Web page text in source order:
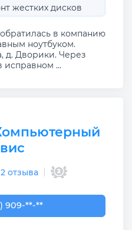
жестких дисков
обратилась в компанию
ноутбуком.
д. Дворики. Через
исправном ...
2 отзыва
09-90
909-**-**